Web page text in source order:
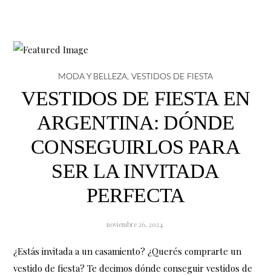
MODA Y BELLEZA, VESTIDOS DE FIESTA
VESTIDOS DE FIESTA EN
ARGENTINA: DÓNDE
CONSEGUIRLOS PARA
SER LA INVITADA
PERFECTA
noviembre 26, 2024
¿Estás invitada a un casamiento? ¿Querés comprarte un
vestido de fiesta? Te decimos dónde conseguir vestidos de